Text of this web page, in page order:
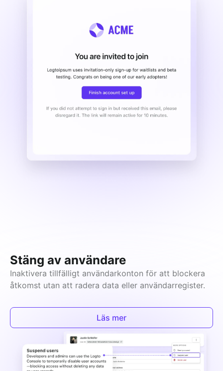
Stäng av användare
Inaktivera tillfälligt användarkonton för att blockera
åtkomst utan att radera data eller användarregister.
Läs mer